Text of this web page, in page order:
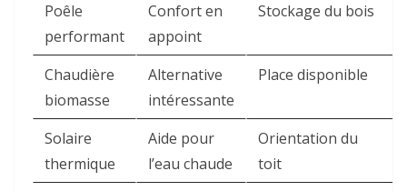
Poêle
performant
Confort en
appoint
Stockage du bois
Chaudière
biomasse
Alternative
intéressante
Place disponible
Solaire
thermique
Aide pour
l’eau chaude
Orientation du
toit